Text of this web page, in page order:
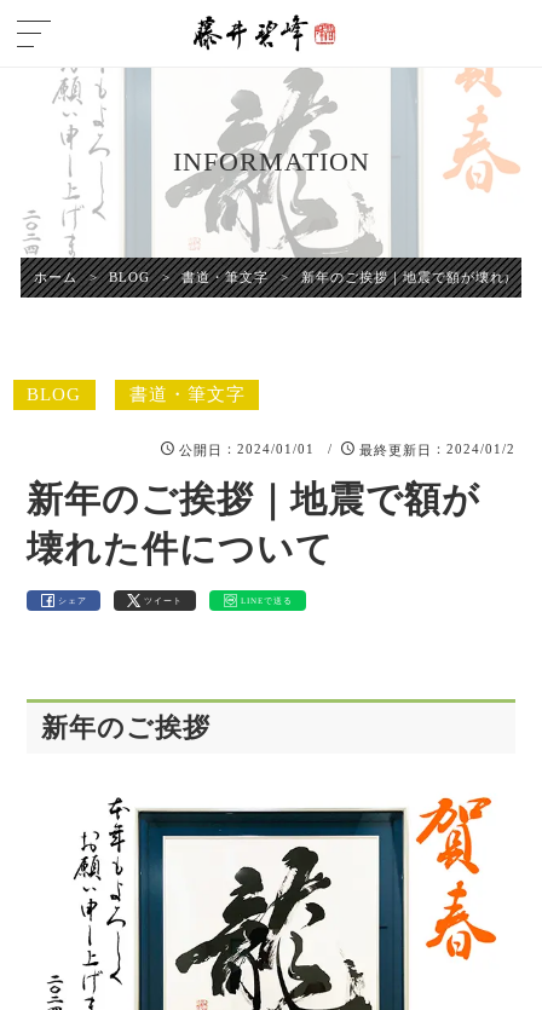
INFORMATION
ホーム > BLOG > 書道・筆文字 > 新年のご挨拶｜地震で額が壊れた件
BLOG 書道・筆文字
公開日 ：2024/01/01 / 最終更新日 ：2024/01/2
新年のご挨拶｜地震で額が
壊れた件について
シェア ツイート LINEで送る
新年のご挨拶